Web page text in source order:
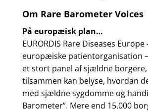
Om Rare Barometer Voices
På europæisk plan…
EURORDIS Rare Diseases Europe
europæiske patientorganisation
et stort panel af sjældne
tilsammen kan belyse, hvordan
med sjældne sygdomme og
Barometer”. Mere end 15.000